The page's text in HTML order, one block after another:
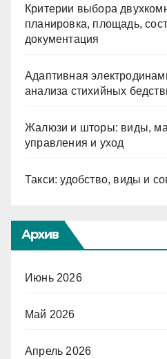
Критерии выбора
планировка, площадь,
документация
Адаптивная
анализа стихийных
Жалюзи и шторы: виды,
управления и уход
Такси: удобство, виды и
Архив
Июнь 2026
Май 2026
Апрель 2026